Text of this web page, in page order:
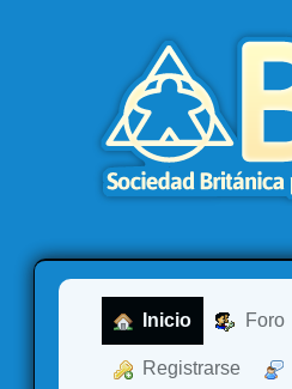
Inicio Foro
Registrarse